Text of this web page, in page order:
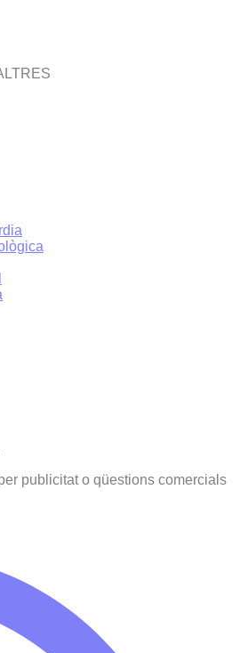
publicitat o qüestions comercials